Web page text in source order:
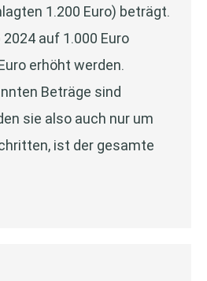
1.200 Euro) beträgt.
auf 1.000 Euro
erhöht werden.
Beträge sind
sie also auch nur um
ist der gesamte